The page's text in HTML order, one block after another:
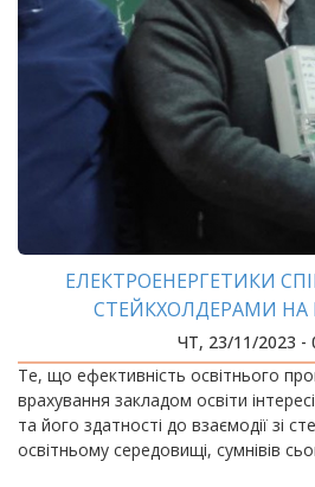
ЕЛЕКТРОЕНЕРГЕТИКИ
СТЕЙКХОЛДЕРАМИ
ЧТ, 23/11/2023 -
Те, що ефективність освітнього
врахування закладом освіти
та його здатності до взаємодії зі
освітньому середовищі, сумнівів